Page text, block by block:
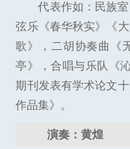
代表作如：民族
弦乐《春华秋实》《
歌》，二胡协奏曲《
亭》，合唱与乐队《
期刊发表有学术论文
作品集》。
演奏：黄煌